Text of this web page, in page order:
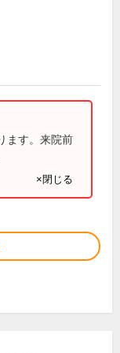
ます。来院前
×閉じる